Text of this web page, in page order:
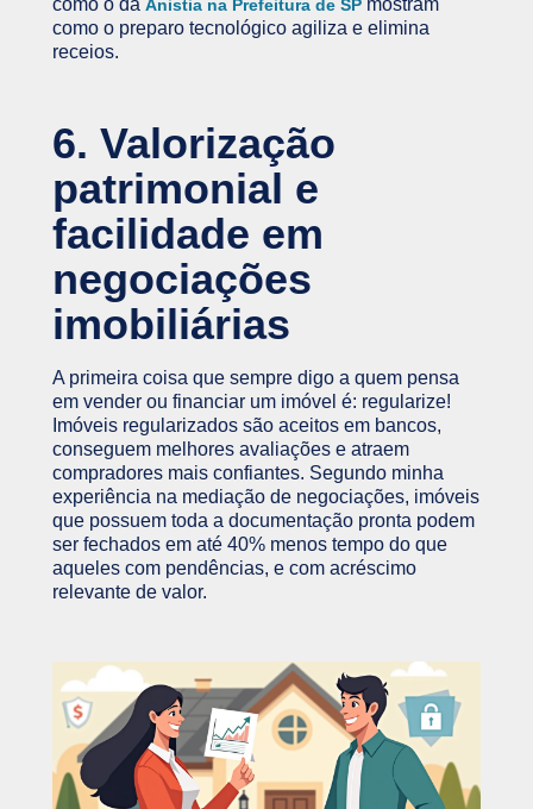
como o da Anistia na Prefeitura de SP mostram
como o preparo tecnológico agiliza e elimina
receios.
6. Valorização
patrimonial e
facilidade em
negociações
imobiliárias
A primeira coisa que sempre digo a quem pensa
em vender ou financiar um imóvel é: regularize!
Imóveis regularizados são aceitos em bancos,
conseguem melhores avaliações e atraem
compradores mais confiantes. Segundo minha
experiência na mediação de negociações, imóveis
que possuem toda a documentação pronta podem
ser fechados em até 40% menos tempo do que
aqueles com pendências, e com acréscimo
relevante de valor.